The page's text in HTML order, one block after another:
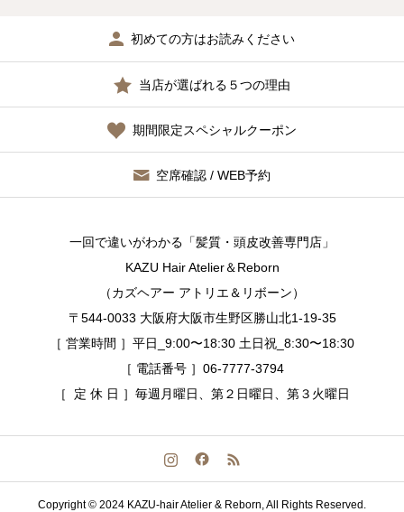
初めての方はお読みください
当店が選ばれる５つの理由
期間限定スペシャルクーポン
空席確認 / WEB予約
一回で違いがわかる「髪質・頭皮改善専門店」
KAZU Hair Atelier＆Reborn
（カズヘアー アトリエ＆リボーン）
〒544-0033 大阪府大阪市生野区勝山北1-19-35
［ 営業時間 ］平日_9:00〜18:30 土日祝_8:30〜18:30
［ 電話番号 ］06-7777-3794
［ 定 休 日 ］毎週月曜日、第２日曜日、第３火曜日
Copyright © 2024 KAZU-hair Atelier & Reborn, All Rights Reserved.
空席確認 / WEB予約する 今すぐ電話する